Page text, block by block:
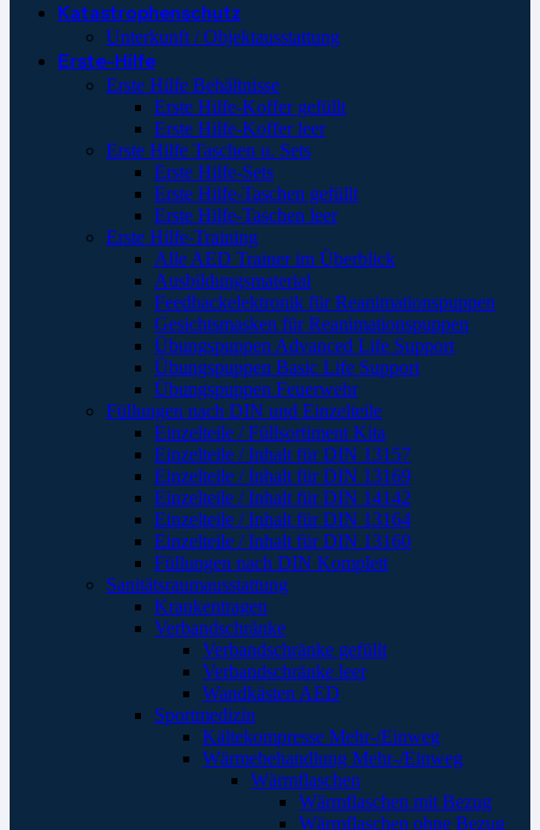
Katastrophenschutz
Unterkunft / Objektausstattung
Erste-Hilfe
Erste Hilfe Behältnisse
Erste Hilfe-Koffer gefüllt
Erste Hilfe-Koffer leer
Erste Hilfe Taschen u. Sets
Erste Hilfe-Sets
Erste Hilfe-Taschen gefüllt
Erste Hilfe-Taschen leer
Erste Hilfe-Training
Alle AED Trainer im Überblick
Ausbildungsmaterial
Feedbackelektronik für Reanimationspuppen
Gesichtsmasken für Reanimationspuppen
Übungspuppen Advanced Life Support
Übungspuppen Basic Life Support
Übungspuppen Feuerwehr
Füllungen nach DIN und Einzelteile
Einzelteile / Füllsortiment Kita
Einzelteile / Inhalt für DIN 13157
Einzelteile / Inhalt für DIN 13169
Einzelteile / Inhalt für DIN 14142
Einzelteile / Inhalt für DIN 13164
Einzelteile / Inhalt für DIN 13160
Füllungen nach DIN Komplett
Sanitätsraumausstattung
Krankentragen
Verbandschränke
Verbandschränke gefüllt
Verbandschränke leer
Wandkästen AED
Sportmedizin
Kältekompresse Mehr-/Einweg
Wärmebehandlung Mehr-/Einweg
Wärmflaschen
Wärmflaschen mit Bezug
Wärmflaschen ohne Bezug